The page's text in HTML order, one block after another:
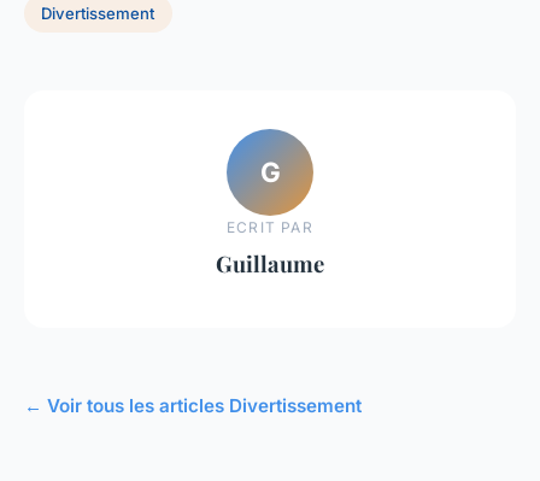
Divertissement
G
ECRIT PAR
Guillaume
← Voir tous les articles Divertissement